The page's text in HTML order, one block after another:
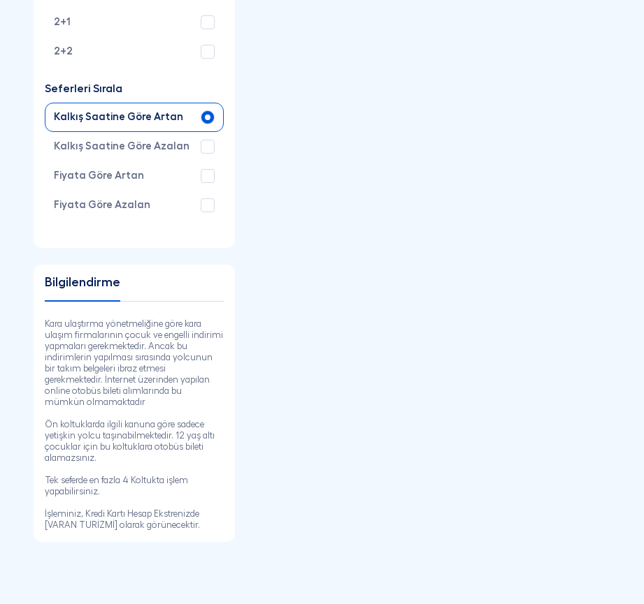
2+1
2+2
Seferleri Sırala
Kalkış Saatine Göre Artan
Kalkış Saatine Göre Azalan
Fiyata Göre Artan
Fiyata Göre Azalan
Bilgilendirme
Kara ulaştırma yönetmeliğine göre kara
ulaşım firmalarının çocuk ve engelli indirimi
yapmaları gerekmektedir. Ancak bu
indirimlerin yapılması sırasında yolcunun
bir takım belgeleri ibraz etmesi
gerekmektedir. İnternet üzerinden yapılan
online otobüs bileti alımlarında bu
mümkün olmamaktadır
Ön koltuklarda ilgili kanuna göre sadece
yetişkin yolcu taşınabilmektedir. 12 yaş altı
çocuklar için bu koltuklara otobüs bileti
alamazsınız.
Tek seferde en fazla 4 Koltukta işlem
yapabilirsiniz.
İşleminiz, Kredi Kartı Hesap Ekstrenizde
[VARAN TURİZMİ] olarak görünecektir.